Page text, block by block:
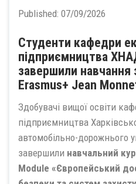
Published: 07/09/2026
Студенти кафедри
підприємництва
завершили навчання
Erasmus+ Jean
Здобувачі вищої освіти
підприємництва
автомобільно-дорожнього
завершили навчальний
Module «Європейський